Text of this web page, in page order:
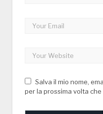
Salva il mio nome,
per la prossima volta che